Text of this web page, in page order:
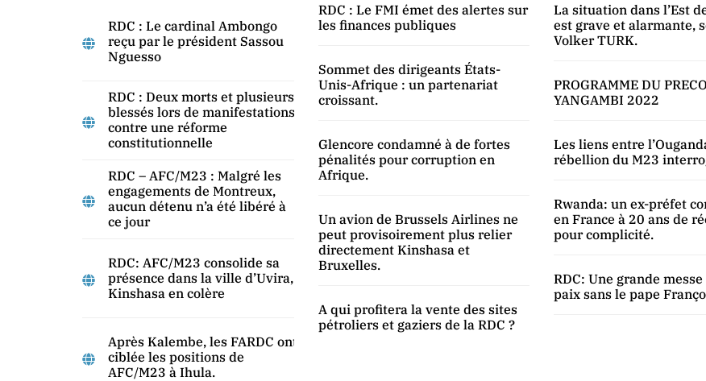
RDC : Le cardinal Ambongo
reçu par le président Sassou
Nguesso
RDC : Deux morts et plusieurs
blessés lors de manifestations
contre une réforme
constitutionnelle
RDC – AFC/M23 : Malgré les
engagements de Montreux,
aucun détenu n’a été libéré à
ce jour
RDC: AFC/M23 consolide sa
présence dans la ville d’Uvira,
Kinshasa en colère
Après Kalembe, les FARDC ont
ciblée les positions de
AFC/M23 à Ihula.
RDC : Le FMI émet des alertes sur
les finances publiques
Sommet des dirigeants États-
Unis-Afrique : un partenariat
croissant.
Glencore condamné à de fortes
pénalités pour corruption en
Afrique.
Un avion de Brussels Airlines ne
peut provisoirement plus relier
directement Kinshasa et
Bruxelles.
A qui profitera la vente des sites
pétroliers et gaziers de la RDC ?
La situation dans l’Est
est grave et alarmante,
Volker TURK.
PROGRAMME DU
YANGAMBI 2022
Les liens entre
rébellion du M23
Rwanda: un ex-préfet
en France à 20 ans de
pour complicité.
RDC: Une grande
paix sans le pape